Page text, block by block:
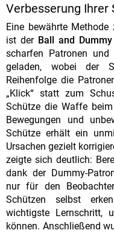
Verbesserung Ihrer
Eine bewährte
ist der Ball and Dummy
scharfen Patronen und
geladen, wobei der
Reihenfolge die
„Klick“ statt zum
Schütze die Waffe
Bewegungen und
Schütze erhält ein
Ursachen gezielt
zeigte sich deutlich:
dank der Dummy-
nur für den
Schützen selbst
wichtigste Lernschritt,
können. Anschließend